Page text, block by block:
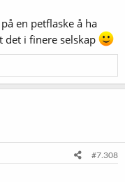
en petflaske å ha
det i finere selskap
#7.308